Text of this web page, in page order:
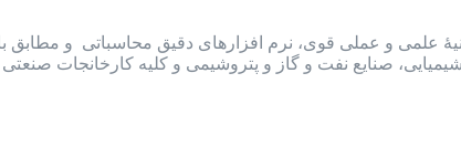
علمی و عملی قوی، نرم افزارهای دقیق محاسباتی و مطابق با
صنایع نفت و گاز و پتروشیمی و کلیه کارخانجات